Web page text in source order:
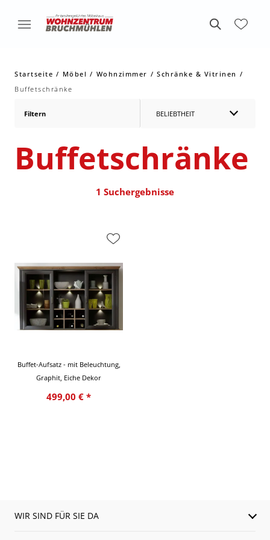
Startseite Möbel Wohnzimmer
Schränke & Vitrinen
Buffetschränke
Filtern BELIEBTHEIT
Buffetschränke
1 Suchergebnisse
Buffet-Aufsatz - mit Beleuchtung,
Graphit, Eiche Dekor
499,00 € *
WIR SIND FÜR SIE DA